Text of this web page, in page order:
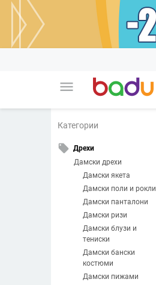
menu
Категории
local_offer Дрехи
Дамски дрехи
Дамски якета
Дамски поли и рокли
Дамски панталони
Дамски ризи
Дамски блузи и
тениски
Дамски бански
костюми
Дамски пижами